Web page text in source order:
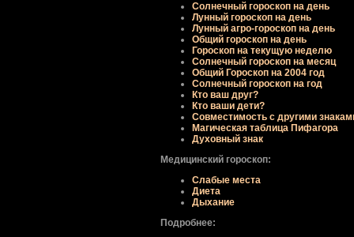
Солнечный гороскоп на день
Лунный гороскоп на день
Лунный агро-гороскоп на день
Общий гороскоп на день
Гороскоп на текущую неделю
Солнечный гороскоп на месяц
Общий Гороскоп на 2004 год
Солнечный гороскоп на год
Кто ваш друг?
Кто ваши дети?
Совместимость с другими
Магическая таблица Пифагора
Духовный знак
Медицинский гороскоп:
Слабые места
Диета
Дыхание
Подробнее: